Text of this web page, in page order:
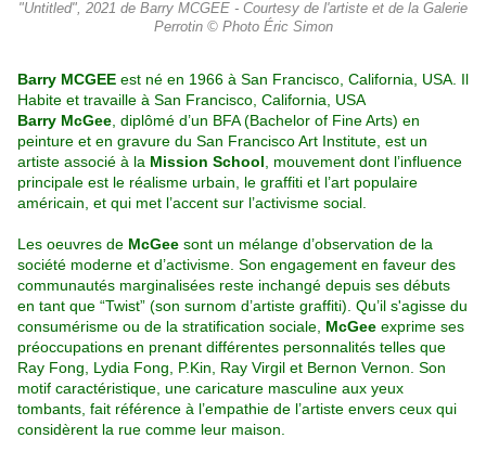
"Untitled", 2021 de Barry MCGEE - Courtesy de l'artiste et de la Galerie
Perrotin © Photo Éric Simon
Barry MCGEE est né en 1966 à San Francisco, California, USA. Il
Habite et travaille à San Francisco, California, USA
Barry McGee , diplômé d’un BFA (Bachelor of Fine Arts) en
peinture et en gravure du San Francisco Art Institute, est un
artiste associé à la Mission School , mouvement dont l’influence
principale est le réalisme urbain, le graffiti et l’art populaire
américain, et qui met l’accent sur l’activisme social.
Les oeuvres de McGee sont un mélange d’observation de la
société moderne et d’activisme. Son engagement en faveur des
communautés marginalisées reste inchangé depuis ses débuts
en tant que “Twist” (son surnom d’artiste graffiti). Qu’il s'agisse du
consumérisme ou de la stratification sociale, McGee exprime ses
préoccupations en prenant différentes personnalités telles que
Ray Fong, Lydia Fong, P.Kin, Ray Virgil et Bernon Vernon. Son
motif caractéristique, une caricature masculine aux yeux
tombants, fait référence à l’empathie de l’artiste envers ceux qui
considèrent la rue comme leur maison.